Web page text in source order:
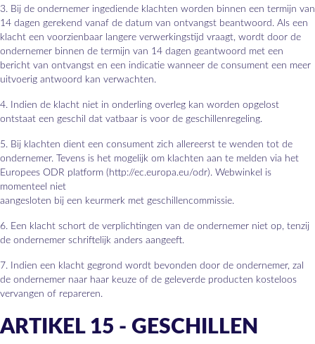
3. Bij de ondernemer ingediende klachten worden binnen een termijn van
14 dagen gerekend vanaf de datum van ontvangst beantwoord. Als een
klacht een voorzienbaar langere verwerkingstijd vraagt, wordt door de
ondernemer binnen de termijn van 14 dagen geantwoord met een
bericht van ontvangst en een indicatie wanneer de consument een meer
uitvoerig antwoord kan verwachten.
4. Indien de klacht niet in onderling overleg kan worden opgelost
ontstaat een geschil dat vatbaar is voor de geschillenregeling.
5. Bij klachten dient een consument zich allereerst te wenden tot de
ondernemer. Tevens is het mogelijk om klachten aan te melden via het
Europees ODR platform (http://ec.europa.eu/odr). Webwinkel is
momenteel niet
aangesloten bij een keurmerk met geschillencommissie.
6. Een klacht schort de verplichtingen van de ondernemer niet op, tenzij
de ondernemer schriftelijk anders aangeeft.
7. Indien een klacht gegrond wordt bevonden door de ondernemer, zal
de ondernemer naar haar keuze of de geleverde producten kosteloos
vervangen of repareren.
ARTIKEL 15 - GESCHILLEN